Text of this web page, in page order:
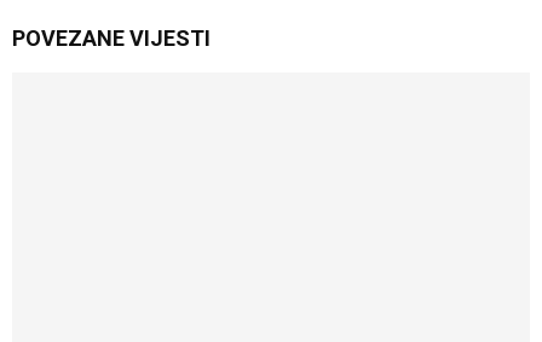
POVEZANE VIJESTI